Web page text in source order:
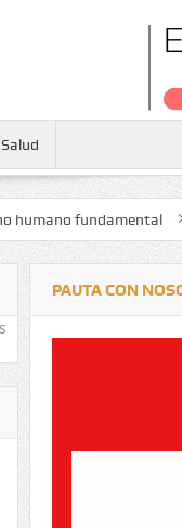
Salud
fundamental
PAUTA CON